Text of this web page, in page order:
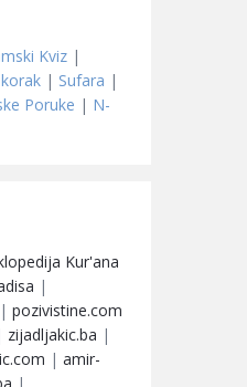
Kviz |
| Sufara |
Poruke | N-
Kur'ana
|
| pozivistine.com
zijadljakic.ba |
| amir-